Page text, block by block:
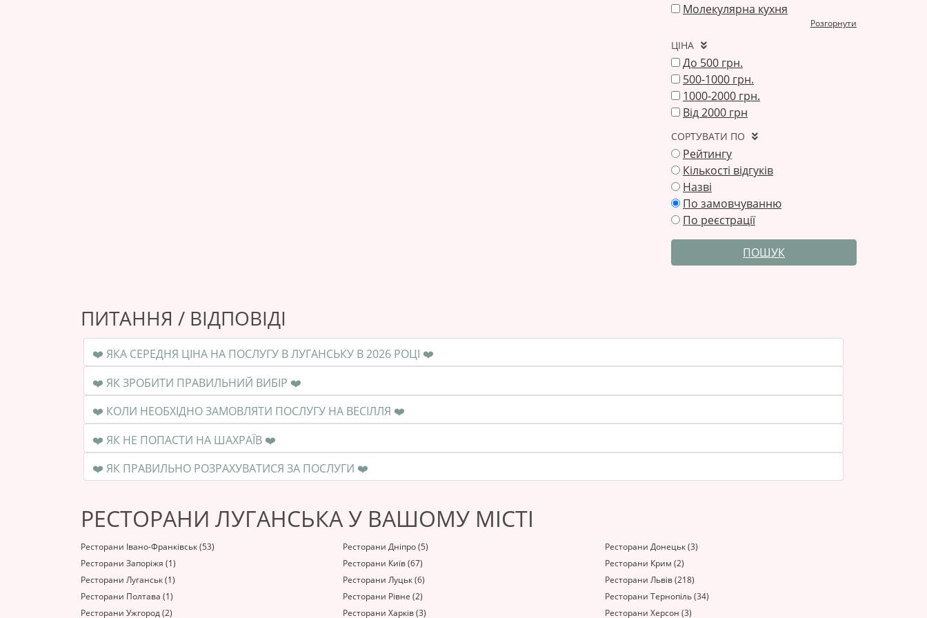
Молекулярна кухня
Розгорнути
ЦІНА
До 500 грн.
500-1000 грн.
1000-2000 грн.
Від 2000 грн
СОРТУВАТИ ПО
Рейтингу
Кількості відгуків
Назві
По замовчуванню
По реєстрації
ПОШУК
ПИТАННЯ / ВІДПОВІДІ
❤️ ЯКА СЕРЕДНЯ ЦІНА НА ПОСЛУГУ В ЛУГАНСЬКУ В 2026 РОЦІ ❤️
❤️ ЯК ЗРОБИТИ ПРАВИЛЬНИЙ ВИБІР ❤️
❤️ КОЛИ НЕОБХІДНО ЗАМОВЛЯТИ ПОСЛУГУ НА ВЕСІЛЛЯ ❤️
❤️ ЯК НЕ ПОПАСТИ НА ШАХРАЇВ ❤️
❤️ ЯК ПРАВИЛЬНО РОЗРАХУВАТИСЯ ЗА ПОСЛУГИ ❤️
РЕСТОРАНИ ЛУГАНСЬКА У ВАШОМУ МІСТІ
Ресторани Івано-Франківськ (53) Ресторани Дніпро (5)
Ресторани Донецьк (3)
Ресторани Запоріжя (1)
Ресторани Київ (67)
Ресторани Крим (2)
Ресторани Луганськ (1)
Ресторани Луцьк (6)
Ресторани Львів (218)
Ресторани Полтава (1)
Ресторани Рівне (2)
Ресторани Тернопіль (34)
Ресторани Ужгород (2)
Ресторани Харків (3) Ресторани Херсон (3)